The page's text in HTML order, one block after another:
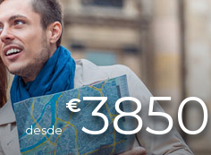
desde
€3850